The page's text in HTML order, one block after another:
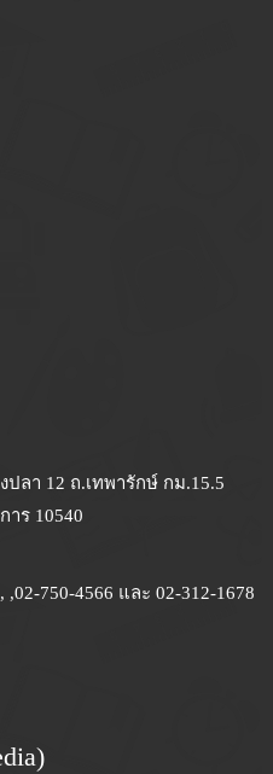
ปลา 12 ถ.เทพารักษ์ กม.15.5
ร 10540
,02-750-4566 และ 02-312-1678